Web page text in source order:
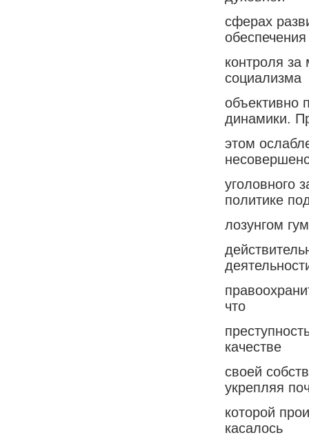
сферах
обеспечения
контроля за
социализма
объективно
динамики.
этом
уголовного
политике
лозунгом
что
качестве
своей
укрепляя
которой
касалось